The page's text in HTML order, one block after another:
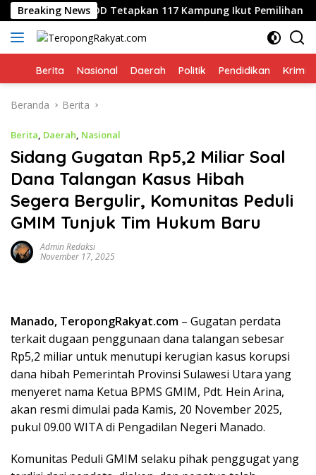
Langsung
ke
konten
Breaking News
PMDD Tetapkan 117 Kampung Ikut Pemilihan
Home
Berita Nasional Daerah Politik Pendidikan
Beranda Berita
Berita, Daerah, Nasional
Sidang Gugatan Rp5,2 Miliar Soal
Dana Talangan Kasus Hibah
Segera Bergulir, Komunitas Peduli
GMIM Tunjuk Tim Hukum Baru
Admin Redaksi
November 17, 2025
Manado, TeropongRakyat.com – Gugatan perdata
terkait dugaan penggunaan dana talangan sebesar
Rp5,2 miliar untuk menutupi kerugian kasus korupsi
dana hibah Pemerintah Provinsi Sulawesi Utara yang
menyeret nama Ketua BPMS GMIM, Pdt. Hein Arina,
akan resmi dimulai pada Kamis, 20 November 2025,
pukul 09.00 WITA di Pengadilan Negeri Manado.
Komunitas Peduli GMIM selaku pihak penggugat yang